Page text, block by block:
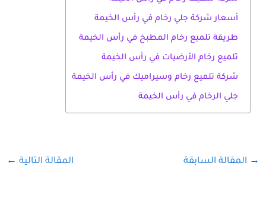
أسعار شركة جلي رخام في رأس الخيمة
طريقة تلميع رخام المطبخ في رأس الخيمة
تلميع رخام الأرضيات في رأس الخيمة
شركة تلميع رخام وسيراميك في رأس الخيمة
جلي الرخام في رأس الخيمة
→ المقالة السابقة المقالة التالية ←